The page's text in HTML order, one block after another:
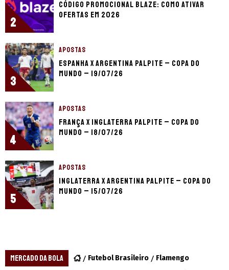
2
Código promocional Blaze: como ativar
ofertas em 2026
3
APOSTAS
Espanha x Argentina palpite – Copa do
Mundo – 19/07/26
4
APOSTAS
França x Inglaterra palpite – Copa do
Mundo – 18/07/26
5
APOSTAS
Inglaterra x Argentina palpite – Copa do
Mundo – 15/07/26
MERCADO DA BOLA Futebol Brasileiro Flamengo